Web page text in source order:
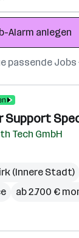
Alarm anlegen
passende
Support
Tech GmbH
(Innere Stadt)
ab 2.700 €